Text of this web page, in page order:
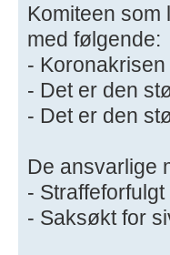
Komiteen
med følgende:
-
- Det er den
- Det er den
De ansvarlige
-
- Saksøkt for